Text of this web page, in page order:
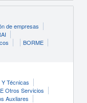
de empresas
BORME
Técnicas
Otros Servicios
Auxliares